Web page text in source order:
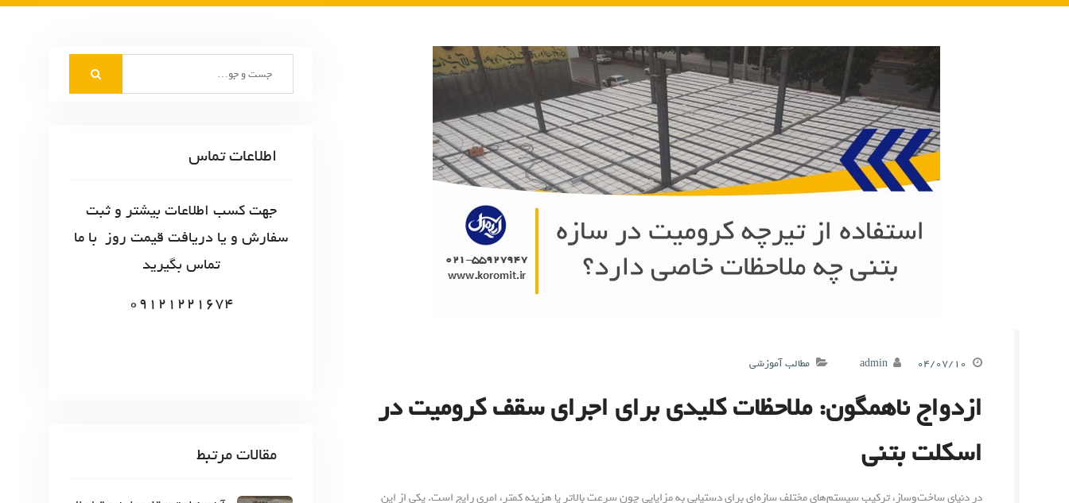
۰۴/۰۷/۱۰ admin مطالب آموزشی
ازدواج ناهمگون: ملاحظات کلیدی برای اجرای سقف کرومیت در
اسکلت بتنی
در دنیای ساخت‌وساز، ترکیب سیستم‌های مختلف سازه‌ای برای دستیابی به مزایایی چون سرعت بالاتر یا هزینه کمتر، امری رایج است. یکی از این
اطلاعات تماس
جهت کسب اطلاعات بیشتر و ثبت
سفارش و یا دریافت قیمت روز با ما
تماس بگیرید
09121221674
مقالات مرتبط